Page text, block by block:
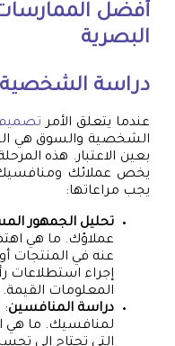
أفضل
البصرية
دراسة
عندما يتعلق الأمر
الشخصية والسوق هي
بعين الاعتبار. هذه
يخص عملائك
يجب مراعاتها:
تحليل الجمهور
عملاؤك. ما هي
عنه في المنتجات
إجراء استطلاعات
المعلومات القيمة.
دراسة المنافسين:
لمنافسيك. ما هي